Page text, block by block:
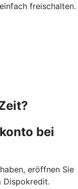
freischalten.
bei
eröffnen Sie
Dispokredit.